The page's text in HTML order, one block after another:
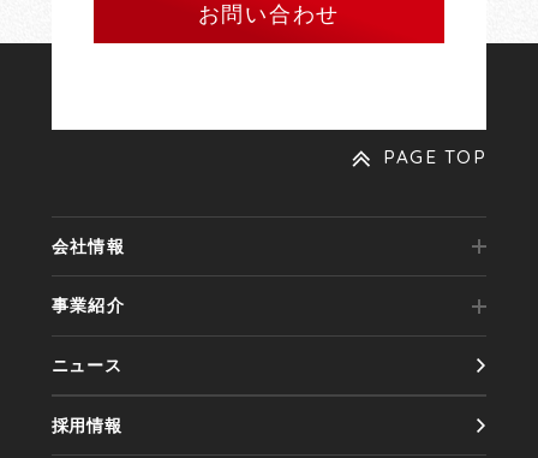
お問い合わせ
PAGE TOP
会社情報
代表メッセージ
会社概要
会社沿革
事業紹介
事業内容
実績紹介
ニュース
採用情報